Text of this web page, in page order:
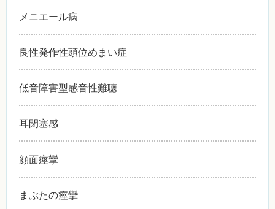
メニエール病
良性発作性頭位めまい症
低音障害型感音性難聴
耳閉塞感
顔面痙攣
まぶたの痙攣